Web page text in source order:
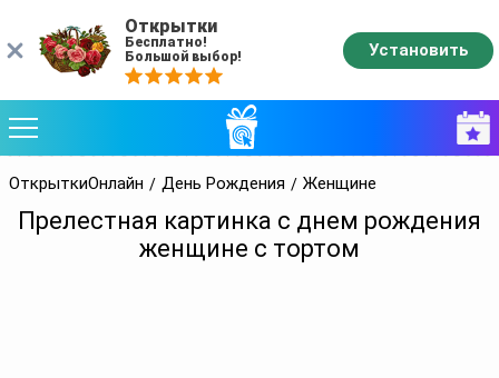
ОткрыткиОнлайн День Рождения Женщине
Прелестная картинка с днем рождения
женщине с тортом
Открытки
Бесплатно!
Большой выбор!
Установить